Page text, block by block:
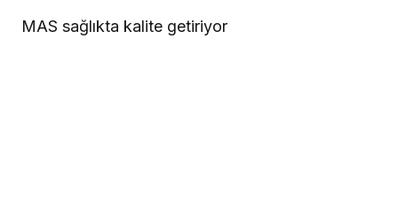
MAS sağlıkta kalite getiriyor